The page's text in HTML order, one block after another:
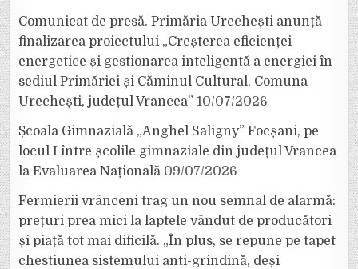
Comunicat de presă. Primăria Urechești anunță
finalizarea proiectului „Creșterea eficienței
energetice și gestionarea inteligentă a energiei în
sediul Primăriei și Căminul Cultural, Comuna
Urechești, județul Vrancea” 10/07/2026
Școala Gimnazială „Anghel Saligny” Focșani, pe
locul I între școlile gimnaziale din județul Vrancea
la Evaluarea Națională 09/07/2026
Fermierii vrânceni trag un nou semnal de alarmă:
prețuri prea mici la laptele vândut de producători
și piață tot mai dificilă. „În plus, se repune pe tapet
chestiunea sistemului anti-grindină, deși